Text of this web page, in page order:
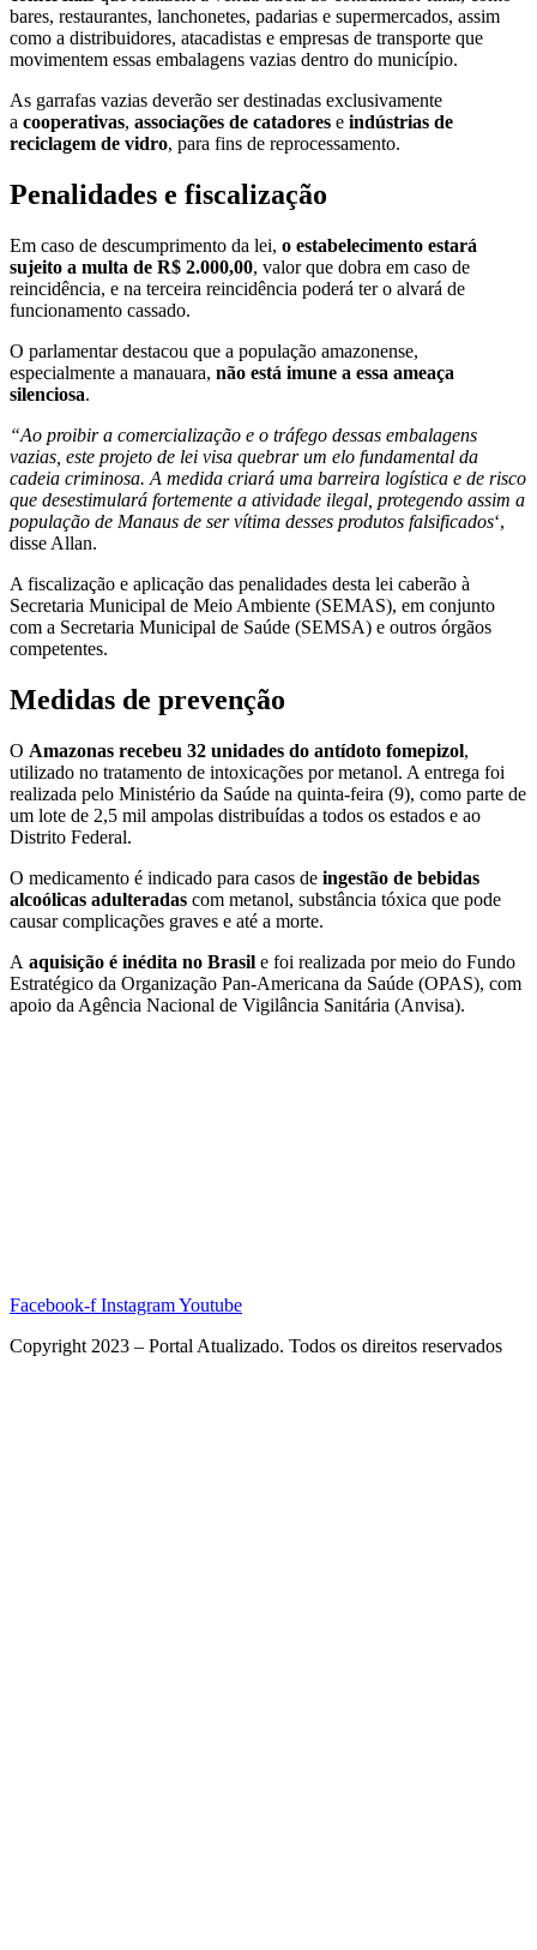
bares, restaurantes, lanchonetes, padarias e supermercados, assim
como a distribuidores, atacadistas e empresas de transporte que
movimentem essas embalagens vazias dentro do município.
As garrafas vazias deverão ser destinadas exclusivamente
a cooperativas, associações de catadores e indústrias de
reciclagem de vidro, para fins de reprocessamento.
Penalidades e fiscalização
Em caso de descumprimento da lei, o estabelecimento estará
sujeito a multa de R$ 2.000,00, valor que dobra em caso de
reincidência, e na terceira reincidência poderá ter o alvará de
funcionamento cassado.
O parlamentar destacou que a população amazonense,
especialmente a manauara, não está imune a essa ameaça
silenciosa.
“Ao proibir a comercialização e o tráfego dessas embalagens
vazias, este projeto de lei visa quebrar um elo fundamental da
cadeia criminosa. A medida criará uma barreira logística e de risco
que desestimulará fortemente a atividade ilegal, protegendo assim a
população de Manaus de ser vítima desses produtos falsificados‘,
disse Allan.
A fiscalização e aplicação das penalidades desta lei caberão à
Secretaria Municipal de Meio Ambiente (SEMAS), em conjunto
com a Secretaria Municipal de Saúde (SEMSA) e outros órgãos
competentes.
Medidas de prevenção
O Amazonas recebeu 32 unidades do antídoto fomepizol,
utilizado no tratamento de intoxicações por metanol. A entrega foi
realizada pelo Ministério da Saúde na quinta-feira (9), como parte de
um lote de 2,5 mil ampolas distribuídas a todos os estados e ao
Distrito Federal.
O medicamento é indicado para casos de ingestão de bebidas
alcoólicas adulteradas com metanol, substância tóxica que pode
causar complicações graves e até a morte.
A aquisição é inédita no Brasil e foi realizada por meio do Fundo
Estratégico da Organização Pan-Americana da Saúde (OPAS), com
apoio da Agência Nacional de Vigilância Sanitária (Anvisa).
Facebook-f InstagramYoutube
Copyright 2023 – Portal Atualizado. Todos os direitos reservados